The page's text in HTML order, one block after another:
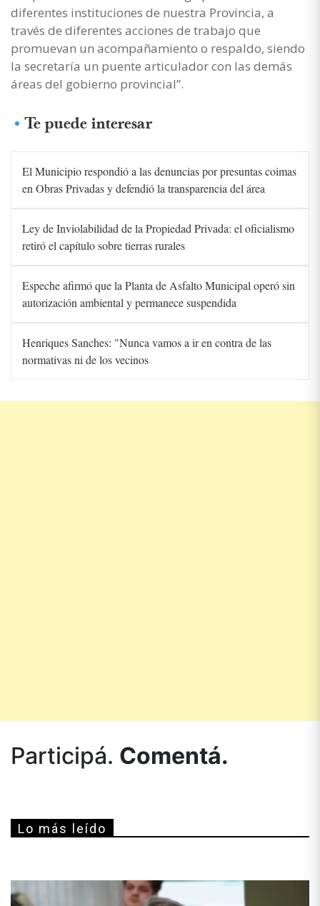
diferentes instituciones de nuestra Provincia, a
través de diferentes acciones de trabajo que
promuevan un acompañamiento o respaldo, siendo
la secretaría un puente articulador con las demás
áreas del gobierno provincial”.
Te puede interesar
El Municipio respondió a las denuncias por presuntas coimas
en Obras Privadas y defendió la transparencia del área
Ley de Inviolabilidad de la Propiedad Privada: el oficialismo
retiró el capítulo sobre tierras rurales
Espeche afirmó que la Planta de Asfalto Municipal operó sin
autorización ambiental y permanece suspendida
Henriques Sanches: "Nunca vamos a ir en contra de las
normativas ni de los vecinos
Participá. Comentá.
Lo más leído